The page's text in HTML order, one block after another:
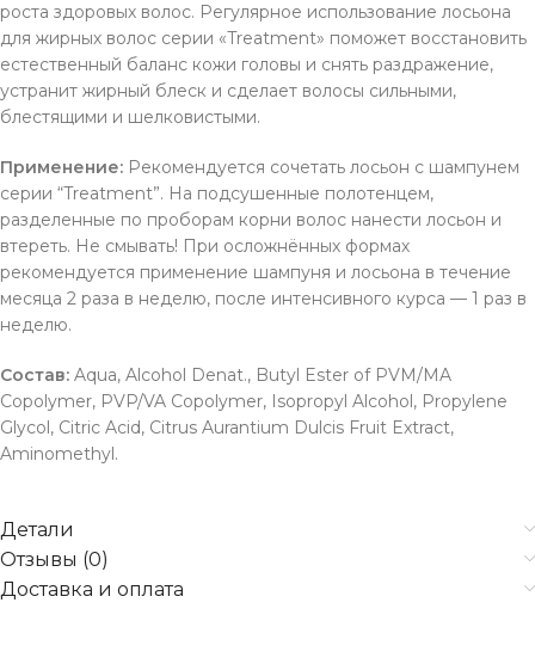
роста здоровых волос. Регулярное использование лосьона
для жирных волос серии «Treatment» поможет восстановить
естественный баланс кожи головы и снять раздражение,
устранит жирный блеск и сделает волосы сильными,
блестящими и шелковистыми.
Применение: Рекомендуется сочетать лосьон с шампунем
серии “Treatment”. На подсушенные полотенцем,
разделенные по проборам корни волос нанести лосьон и
втереть. Не смывать! При осложнённых формах
рекомендуется применение шампуня и лосьона в течение
месяца 2 раза в неделю, после интенсивного курса — 1 раз в
неделю.
Состав: Aqua, Alcohol Denat., Butyl Ester of PVM/MA
Copolymer, PVP/VA Copolymer, Isopropyl Alcohol, Propylene
Glycol, Citric Acid, Citrus Aurantium Dulcis Fruit Extract,
Aminomethyl.
Детали
Отзывы (0)
Доставка и оплата